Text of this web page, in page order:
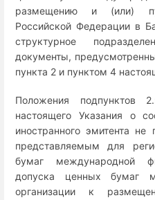
размещению и (или)
Российской Федерации в
структурное
документы,
пункта 2 и пунктом 4
Положения
настоящего Указания о
иностранного эмитента
представляемым для
бумаг международной
допуска ценных бумаг
организации к